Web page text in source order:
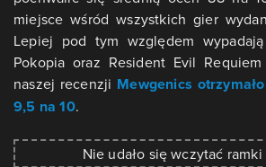
miejsce wśród wszystkich gier
Lepiej pod tym względem
Pokopia oraz Resident Evil
naszej recenzji Mewgenics
9,5 na 10.
Nie udało się wczytać